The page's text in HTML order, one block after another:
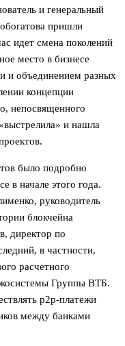
и генеральный
пришли
идет смена поколений
место в бизнесе
и объединением разных
концепции
непосвященного
и нашла
было подробно
в начале этого года.
руководитель
блокчейна
директор по
в частности,
расчетного
Группы ВТБ.
р2р-платежи
между банками